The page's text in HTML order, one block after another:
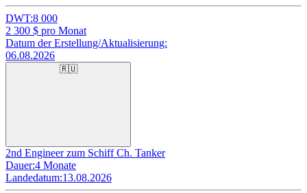
DWT:8 000
2 300 $ pro Monat
Datum der Erstellung/Aktualisierung:
06.08.2026
🇷🇺
2nd Engineer zum Schiff Ch. Tanker
Dauer:4 Monate
Landedatum:13.08.2026